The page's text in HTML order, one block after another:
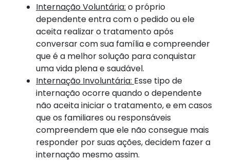
Internação Voluntária: o próprio
dependente entra com o pedido ou ele
aceita realizar o tratamento após
conversar com sua família e compreender
que é a melhor solução para conquistar
uma vida plena e saudável.
Internação Involuntária: Esse tipo de
internação ocorre quando o dependente
não aceita iniciar o tratamento, e em casos
que os familiares ou responsáveis
compreendem que ele não consegue mais
responder por suas ações, decidem fazer a
internação mesmo assim.